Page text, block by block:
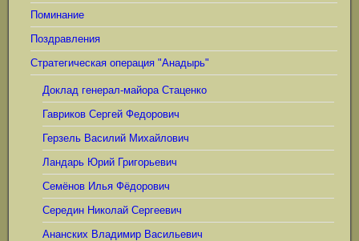
Поминание
Поздравления
Стратегическая операция "Анадырь"
Доклад генерал-майора Стаценко
Гавриков Сергей Федорович
Герзель Василий Михайлович
Ландарь Юрий Григорьевич
Семёнов Илья Фёдорович
Середин Николай Сергеевич
Ананских Владимир Васильевич